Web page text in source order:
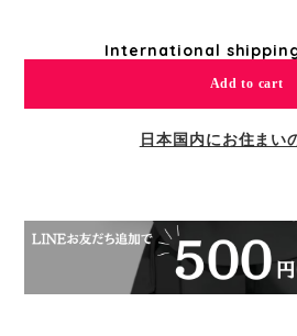
International
Add to cart
日本国内にお住まい